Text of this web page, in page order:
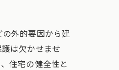
外的要因から建
は欠かせませ
住宅の健全性と